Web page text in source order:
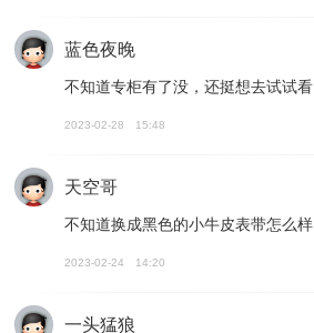
蓝色夜晚
不知道专柜有了没，还挺想去试试看
2023-02-28 15:48
天空哥
不知道换成黑色的小牛皮表带怎么样
2023-02-24 14:20
一头猛狼